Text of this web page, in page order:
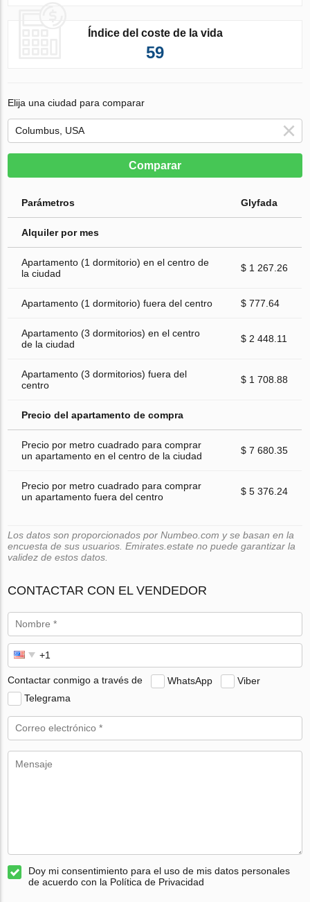
Índice del coste de la vida
59
Elija una ciudad para comparar
Comparar
Parámetros Glyfada
Alquiler por mes
Apartamento (1 dormitorio) en el centro de
la ciudad
$ 1 267.26
Apartamento (1 dormitorio) fuera del centro $ 777.64
Apartamento (3 dormitorios) en el centro
de la ciudad
$ 2 448.11
Apartamento (3 dormitorios) fuera del
centro
$ 1 708.88
Precio del apartamento de compra
Precio por metro cuadrado para comprar
un apartamento en el centro de la ciudad
$ 7 680.35
Precio por metro cuadrado para comprar
un apartamento fuera del centro
$ 5 376.24
Los datos son proporcionados por Numbeo.com y se basan en la
encuesta de sus usuarios. Emirates.estate no puede garantizar la
validez de estos datos.
CONTACTAR CON EL VENDEDOR
Contactar conmigo a través de WhatsApp
Viber
Telegrama
Doy mi consentimiento para el uso de mis datos personales
de acuerdo con la Política de Privacidad